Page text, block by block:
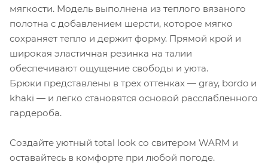
мягкости. Модель выполнена из теплого вязаного
полотна с добавлением шерсти, которое мягко
сохраняет тепло и держит форму. Прямой крой и
широкая эластичная резинка на талии
обеспечивают ощущение свободы и уюта.
Брюки представлены в трех оттенках — gray, bordo и
khaki — и легко становятся основой расслабленного
гардероба.
Создайте уютный total look со свитером WARM и
оставайтесь в комфорте при любой погоде.